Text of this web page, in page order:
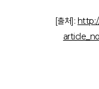
[출처]: